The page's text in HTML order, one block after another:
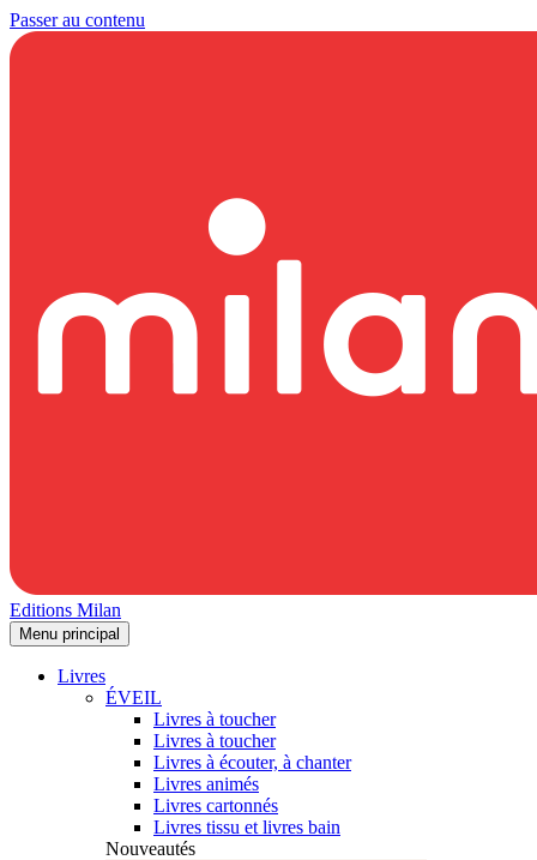
Passer au contenu
Editions Milan
Menu principal
Livres
ÉVEIL
Livres à toucher
Livres à toucher
Livres à écouter, à chanter
Livres animés
Livres cartonnés
Livres tissu et livres bain
Nouveautés